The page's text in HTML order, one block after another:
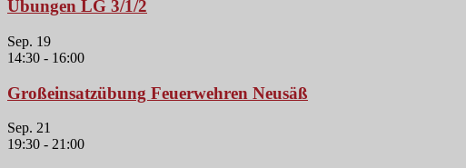
Übungen LG 3/1/2
Sep. 19
14:30 - 16:00
Großeinsatzübung Feuerwehren Neusäß
Sep. 21
19:30 - 21:00